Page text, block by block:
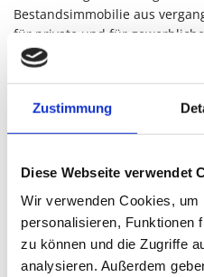
Zustimmung
Diese Webseite verwendet
Wir verwenden Cookies, um
personalisieren, Funktionen
zu können und die Zugriffe
analysieren. Außerdem
Bestandsimmobilie aus
für private und für
öffentliche Hand tätig. Einer
Moderne
gegen Blitzeinschläge
einschlagende Blitz in dem zu
oder nur sehr geringen
Blitzeinschlages bietet die
über den Blitzableiter